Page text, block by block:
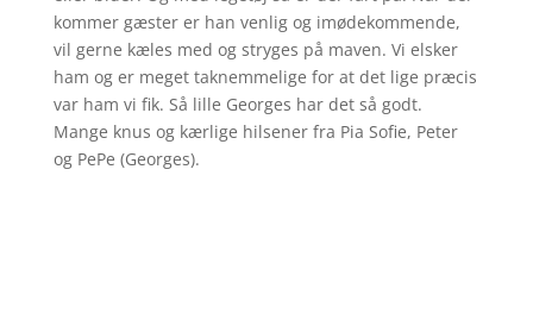
kommer gæster er han venlig og imødekommende,
vil gerne kæles med og stryges på maven. Vi elsker
ham og er meget taknemmelige for at det lige præcis
var ham vi fik. Så lille Georges har det så godt.
Mange knus og kærlige hilsener fra Pia Sofie, Peter
og PePe (Georges).